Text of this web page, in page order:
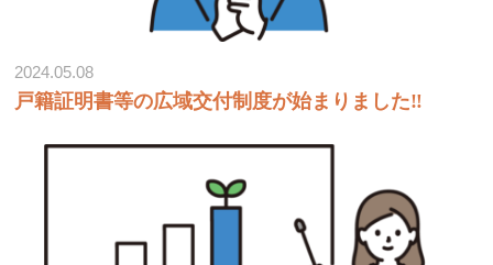
2024.05.08
戸籍証明書等の広域交付制度が始まりました‼